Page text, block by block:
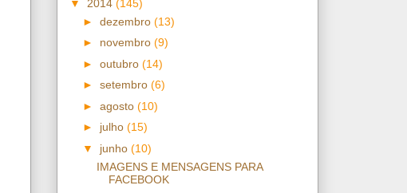
▼ 2014 (145)
►dezembro(13)
► novembro(9)
►outubro(14)
►setembro(6)
►agosto(10)
► julho(15)
▼ junho(10)
IMAGENS E MENSAGENS PARA
FACEBOOK